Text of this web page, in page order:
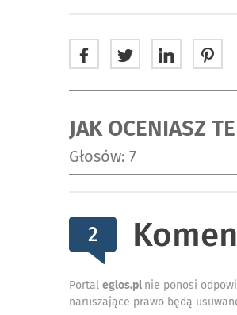
JAK OCENIASZ
Głosów: 7
2
Portal eglos.pl nie ponosi
naruszające prawo będą